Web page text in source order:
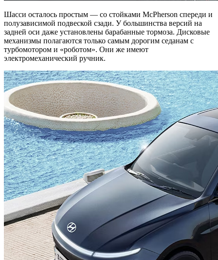
Шасси осталось простым — со стойками McPherson спереди и
полузависимой подвеской сзади. У большинства версий на
задней оси даже установлены барабанные тормоза. Дисковые
механизмы полагаются только самым дорогим седанам с
турбомотором и «роботом». Они же имеют
электромеханический ручник.